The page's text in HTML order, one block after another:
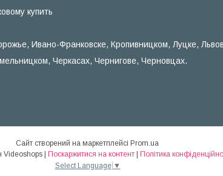
купить
Ивано-Франковске, Кропивницком, Луцке,
Черкасах, Чернигове, Черновцах.
Сайт створений на маркетплейсі Prom.ua
Інтернет-магазин Videoshops | Поскаржитися на контент | Політика
Select Language ▼